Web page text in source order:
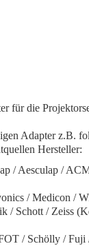
für die
Adapter z.B.
Hersteller:
/ Aesculap /
/ Medicon /
/ Schott / Zeiss
/ Schölly / Fuji